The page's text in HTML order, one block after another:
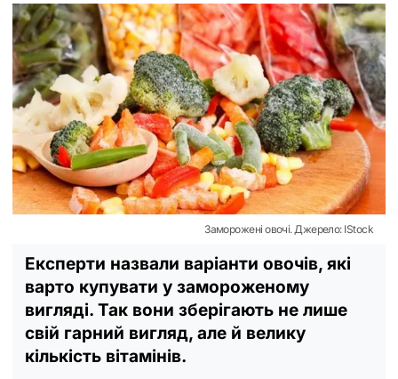
Заморожені овочі. Джерело: IStock
Експерти назвали варіанти овочів, які
варто купувати у замороженому
вигляді. Так вони зберігають не лише
свій гарний вигляд, але й велику
кількість вітамінів.